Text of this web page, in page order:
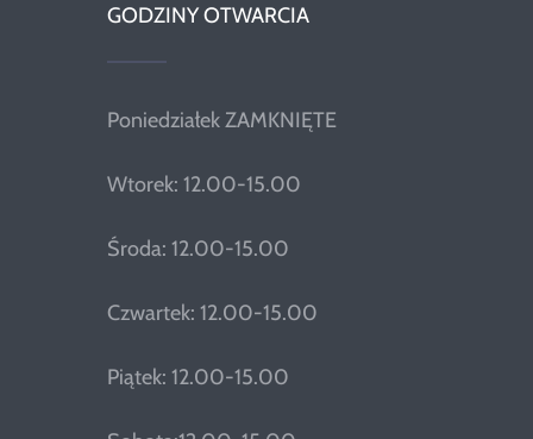
GODZINY OTWARCIA
Poniedziałek ZAMKNIĘTE
Wtorek: 12.00-15.00
Środa: 12.00-15.00
Czwartek: 12.00-15.00
Piątek: 12.00-15.00